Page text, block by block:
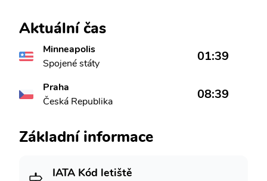
Aktuální čas
Minneapolis
Spojené státy
01:39
Praha
Česká Republika
08:39
Základní informace
IATA Kód letiště